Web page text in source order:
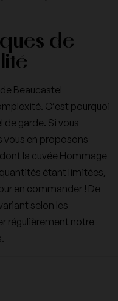
de
Beaucastel
C’est pourquoi
de garde. Si vous
vous en proposons
la cuvée Hommage
étant limitées,
en commander ! De
selon les
régulièrement notre